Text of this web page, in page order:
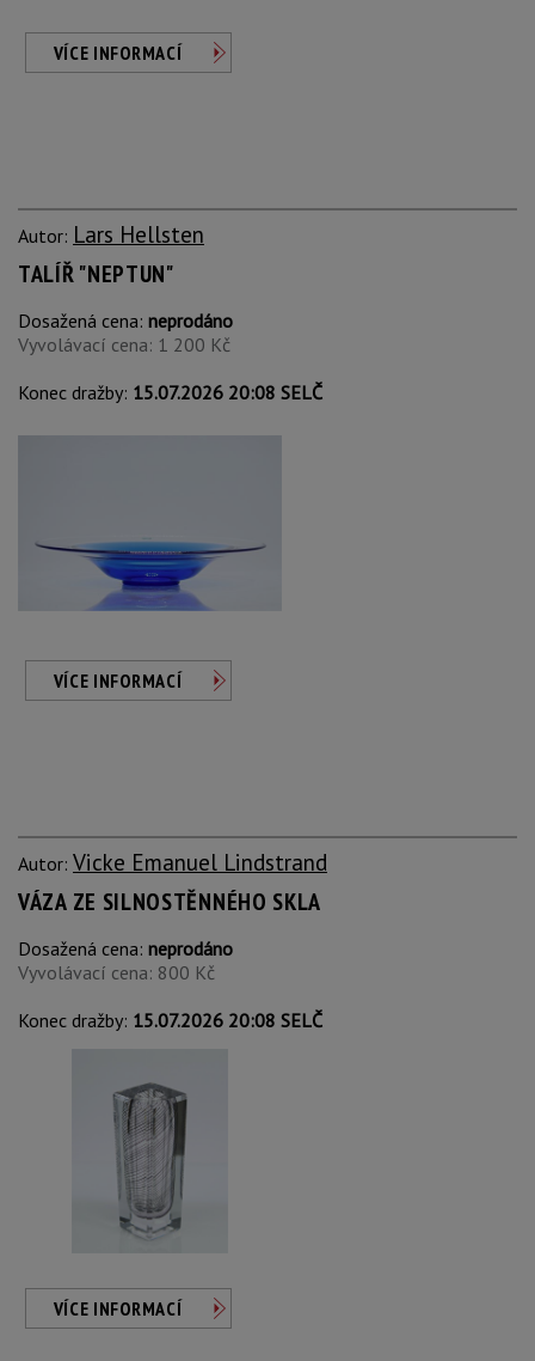
VÍCE INFORMACÍ
Autor: Lars Hellsten
TALÍŘ "NEPTUN"
Dosažená cena: neprodáno
Vyvolávací cena: 1 200 Kč
Konec dražby: 15.07.2026 20:08 SELČ
VÍCE INFORMACÍ
Autor: Vicke Emanuel Lindstrand
VÁZA ZE SILNOSTĚNNÉHO SKLA
Dosažená cena: neprodáno
Vyvolávací cena: 800 Kč
Konec dražby: 15.07.2026 20:08 SELČ
VÍCE INFORMACÍ